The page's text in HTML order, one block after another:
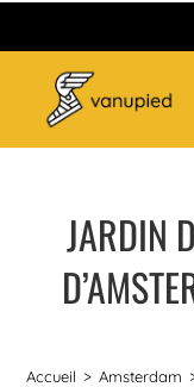
JARDIN
Accueil > Amsterdam